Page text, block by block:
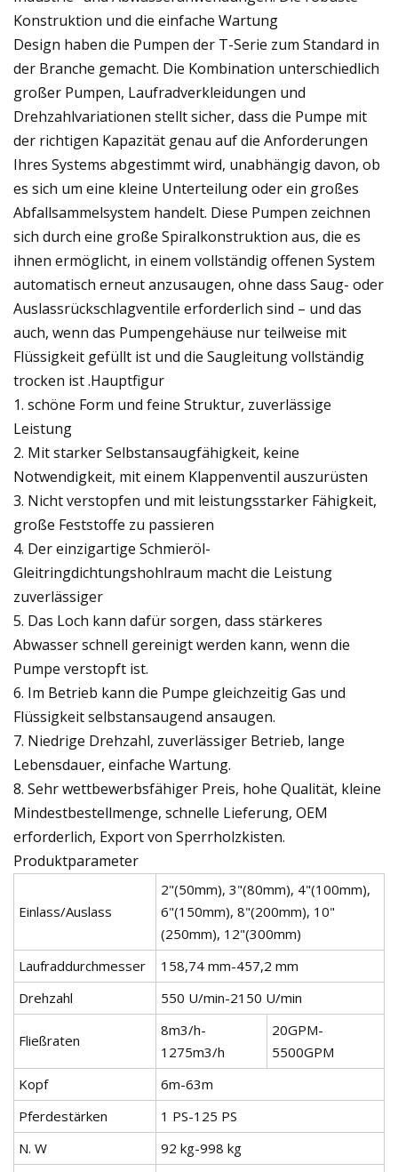
Konstruktion und die einfache Wartung
Design haben die Pumpen der T-Serie zum Standard in
der Branche gemacht. Die Kombination unterschiedlich
großer Pumpen, Laufradverkleidungen und
Drehzahlvariationen stellt sicher, dass die Pumpe mit
der richtigen Kapazität genau auf die Anforderungen
Ihres Systems abgestimmt wird, unabhängig davon, ob
es sich um eine kleine Unterteilung oder ein großes
Abfallsammelsystem handelt. Diese Pumpen zeichnen
sich durch eine große Spiralkonstruktion aus, die es
ihnen ermöglicht, in einem vollständig offenen System
automatisch erneut anzusaugen, ohne dass Saug- oder
Auslassrückschlagventile erforderlich sind – und das
auch, wenn das Pumpengehäuse nur teilweise mit
Flüssigkeit gefüllt ist und die Saugleitung vollständig
trocken ist .Hauptfigur
1. schöne Form und feine Struktur, zuverlässige
Leistung
2. Mit starker Selbstansaugfähigkeit, keine
Notwendigkeit, mit einem Klappenventil auszurüsten
3. Nicht verstopfen und mit leistungsstarker Fähigkeit,
große Feststoffe zu passieren
4. Der einzigartige Schmieröl-
Gleitringdichtungshohlraum macht die Leistung
zuverlässiger
5. Das Loch kann dafür sorgen, dass stärkeres
Abwasser schnell gereinigt werden kann, wenn die
Pumpe verstopft ist.
6. Im Betrieb kann die Pumpe gleichzeitig Gas und
Flüssigkeit selbstansaugend ansaugen.
7. Niedrige Drehzahl, zuverlässiger Betrieb, lange
Lebensdauer, einfache Wartung.
8. Sehr wettbewerbsfähiger Preis, hohe Qualität, kleine
Mindestbestellmenge, schnelle Lieferung, OEM
erforderlich, Export von Sperrholzkisten.
Produktparameter
Einlass/Auslass
2"(50mm), 3"(80mm), 4"(100mm),
6"(150mm), 8"(200mm), 10"
(250mm), 12"(300mm)
Laufraddurchmesser
158,74 mm-457,2 mm
Drehzahl
550 U/min-2150 U/min
Fließraten
8m3/h-
1275m3/h
20GPM-
5500GPM
Kopf
6m-63m
Pferdestärken
1 PS-125 PS
N. W
92 kg-998 kg